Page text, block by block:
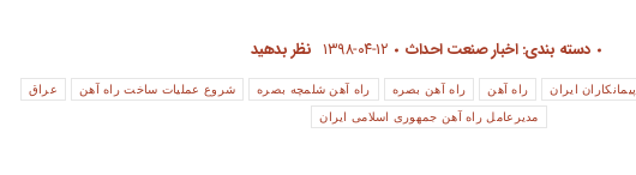
دسته بندی:اخبار صنعت احداث ۱۳۹۸-۰۴-۱۲ نظر بدهید
پیمانکاران ایران راه آهن راه آهن بصره راه آهن شلمچه بصره شروع عملیات ساخت راه آهن عراق
مدیرعامل راه آهن جمهوری اسلامی ایران